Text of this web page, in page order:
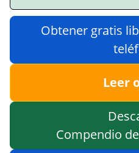
Obtener gratis
Leer
Compendio